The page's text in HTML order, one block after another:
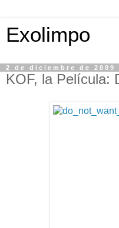
Exolimpo
2 de diciembre de 2009
KOF, la Película: